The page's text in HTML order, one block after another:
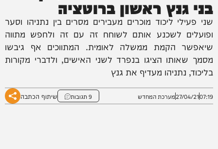
בני גנץ ראשון ברוטציה
שני פעילי ליכוד מוכרים מעבירים מסרים בין נתניהו וסער
ופועלים לשכנע אותם לשוחח זה עם זה ולחפש מתווה
שיאפשר הקמת ממשלה לאומית. המתווכים אף גיבשו
מסמך שאותו הציגו בנפרד לשני האישים, ולדברי מקורות
בליכוד, נתניהו מעדיף את גנץ
07:19
27/04/21מערכת המחדש 9 תגובות שיתוף הכתבה